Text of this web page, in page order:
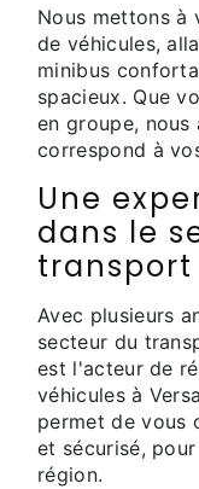
Nous mettons à
de véhicules,
minibus
spacieux. Que
en groupe,
correspond à
Une
dans le
transport
Avec plusieurs
secteur du
est l'acteur de
véhicules à
permet de vous
et sécurisé,
région.